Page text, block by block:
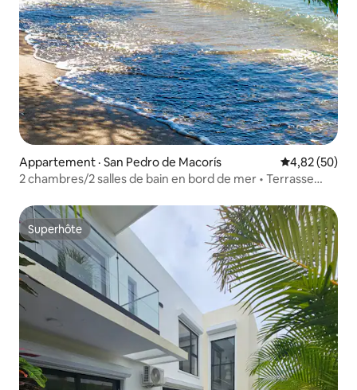
Appartement · San Pedro de Macorís Note
4,82 (50)
2 chambres/2 salles de bain en bord de mer • Terrasse
Superhôte
Superhôte